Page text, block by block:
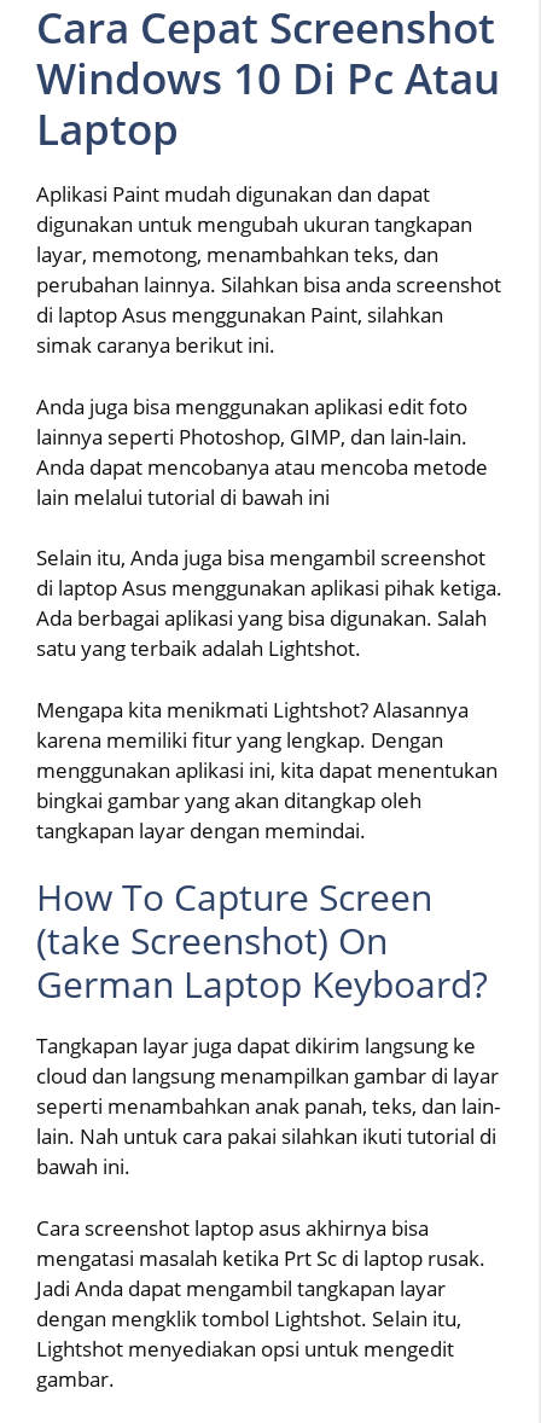
Cara Cepat Screenshot
Windows 10 Di Pc Atau
Laptop
Aplikasi Paint mudah digunakan dan dapat
digunakan untuk mengubah ukuran tangkapan
layar, memotong, menambahkan teks, dan
perubahan lainnya. Silahkan bisa anda screenshot
di laptop Asus menggunakan Paint, silahkan
simak caranya berikut ini.
Anda juga bisa menggunakan aplikasi edit foto
lainnya seperti Photoshop, GIMP, dan lain-lain.
Anda dapat mencobanya atau mencoba metode
lain melalui tutorial di bawah ini
Selain itu, Anda juga bisa mengambil screenshot
di laptop Asus menggunakan aplikasi pihak ketiga.
Ada berbagai aplikasi yang bisa digunakan. Salah
satu yang terbaik adalah Lightshot.
Mengapa kita menikmati Lightshot? Alasannya
karena memiliki fitur yang lengkap. Dengan
menggunakan aplikasi ini, kita dapat menentukan
bingkai gambar yang akan ditangkap oleh
tangkapan layar dengan memindai.
How To Capture Screen
(take Screenshot) On
German Laptop Keyboard?
Tangkapan layar juga dapat dikirim langsung ke
cloud dan langsung menampilkan gambar di layar
seperti menambahkan anak panah, teks, dan lain-
lain. Nah untuk cara pakai silahkan ikuti tutorial di
bawah ini.
Cara screenshot laptop asus akhirnya bisa
mengatasi masalah ketika Prt Sc di laptop rusak.
Jadi Anda dapat mengambil tangkapan layar
dengan mengklik tombol Lightshot. Selain itu,
Lightshot menyediakan opsi untuk mengedit
gambar.